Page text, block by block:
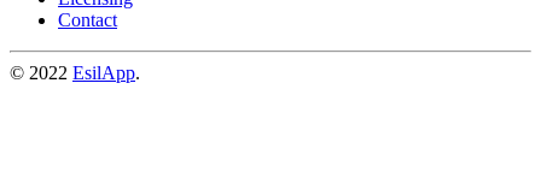
Contact
© 2022 EsilApp.